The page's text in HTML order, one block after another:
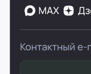
MAX
Контактный e-